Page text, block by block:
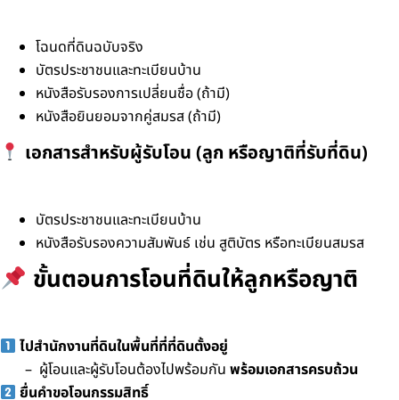
โฉนดที่ดินฉบับจริง
บัตรประชาชนและทะเบียนบ้าน
หนังสือรับรองการเปลี่ยนชื่อ (ถ้ามี)
หนังสือยินยอมจากคู่สมรส (ถ้ามี)
เอกสารสำหรับผู้รับโอน (ลูก หรือญาติที่รับที่ดิน)
บัตรประชาชนและทะเบียนบ้าน
หนังสือรับรองความสัมพันธ์ เช่น สูติบัตร หรือทะเบียนสมรส
ขั้นตอนการโอนที่ดินให้ลูกหรือญาติ
ไปสำนักงานที่ดินในพื้นที่ที่ที่ดินตั้งอยู่
– ผู้โอนและผู้รับโอนต้องไปพร้อมกัน พร้อมเอกสารครบถ้วน
ยื่นคำขอโอนกรรมสิทธิ์